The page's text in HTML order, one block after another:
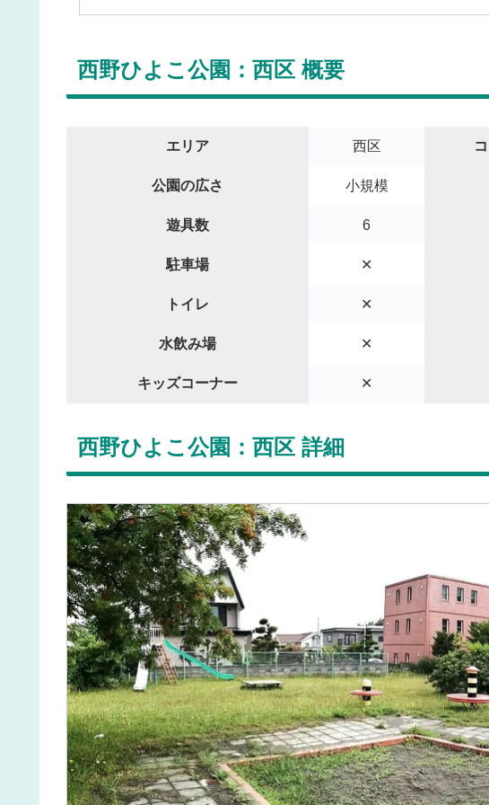
西野ひよこ公園：西区 概要
エリア 西区
公園の広さ 小規模
遊具数 6
駐車場 ✕
トイレ ✕
水飲み場 ✕
キッズコーナー ✕
西野ひよこ公園：西区 詳細